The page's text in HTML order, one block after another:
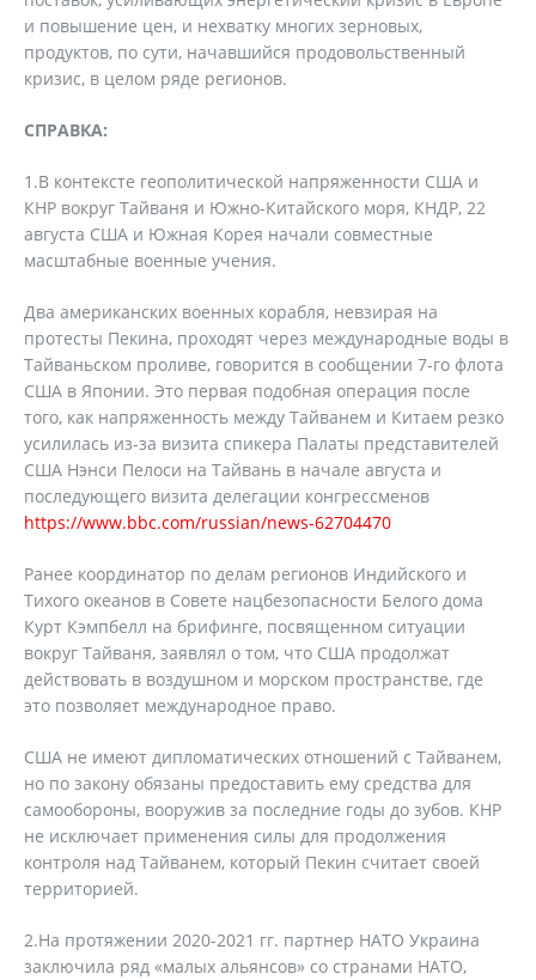
и повышение цен, и нехватку многих зерновых,
продуктов, по сути, начавшийся продовольственный
кризис, в целом ряде регионов.
СПРАВКА:
1.В контексте геополитической напряженности США и
КНР вокруг Тайваня и Южно-Китайского моря, КНДР, 22
августа США и Южная Корея начали совместные
масштабные военные учения.
Два американских военных корабля, невзирая на
протесты Пекина, проходят через международные воды в
Тайваньском проливе, говорится в сообщении 7-го флота
США в Японии. Это первая подобная операция после
того, как напряженность между Тайванем и Китаем резко
усилилась из-за визита спикера Палаты представителей
США Нэнси Пелоси на Тайвань в начале августа и
последующего визита делегации конгрессменов
https://www.bbc.com/russian/news-62704470
Ранее координатор по делам регионов Индийского и
Тихого океанов в Совете нацбезопасности Белого дома
Курт Кэмпбелл на брифинге, посвященном ситуации
вокруг Тайваня, заявлял о том, что США продолжат
действовать в воздушном и морском пространстве, где
это позволяет международное право.
США не имеют дипломатических отношений с Тайванем,
но по закону обязаны предоставить ему средства для
самообороны, вооружив за последние годы до зубов. КНР
не исключает применения силы для продолжения
контроля над Тайванем, который Пекин считает своей
территорией.
2.На протяжении 2020-2021 гг. партнер НАТО Украина
заключила ряд «малых альянсов» со странами НАТО,